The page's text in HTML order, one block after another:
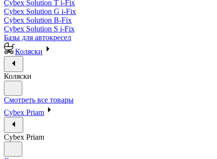
Cybex Solution T i-Fix
Cybex Solution G i-Fix
Cybex Solution B-Fix
Cybex Solution S i-Fix
Базы для автокресел
Коляски
Коляски
Смотреть все товары
Cybex Priam
Cybex Priam